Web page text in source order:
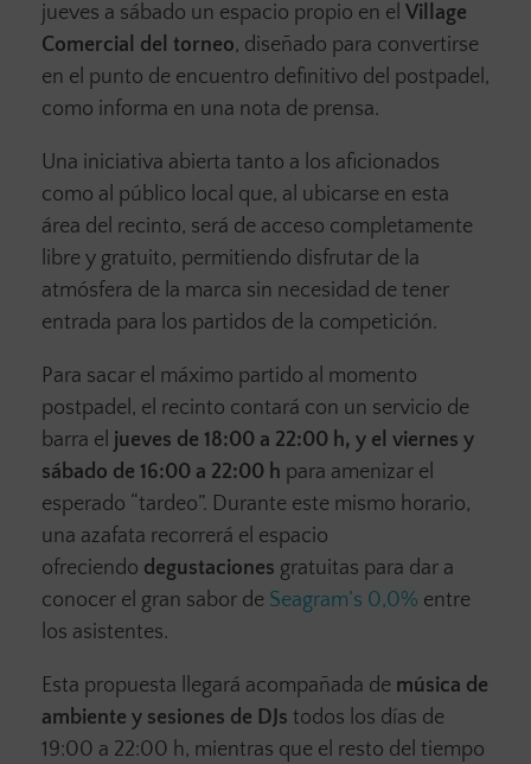
jueves a sábado un espacio propio en el Village
Comercial del torneo, diseñado para convertirse
en el punto de encuentro definitivo del postpadel,
como informa en una nota de prensa.
Una iniciativa abierta tanto a los aficionados
como al público local que, al ubicarse en esta
área del recinto, será de acceso completamente
libre y gratuito, permitiendo disfrutar de la
atmósfera de la marca sin necesidad de tener
entrada para los partidos de la competición.
Para sacar el máximo partido al momento
postpadel, el recinto contará con un servicio de
barra el jueves de 18:00 a 22:00 h, y el viernes y
sábado de 16:00 a 22:00 h para amenizar el
esperado “tardeo”. Durante este mismo horario,
una azafata recorrerá el espacio
ofreciendo degustaciones gratuitas para dar a
conocer el gran sabor de Seagram’s 0,0% entre
los asistentes.
Esta propuesta llegará acompañada de música de
ambiente y sesiones de DJs todos los días de
19:00 a 22:00 h, mientras que el resto del tiempo